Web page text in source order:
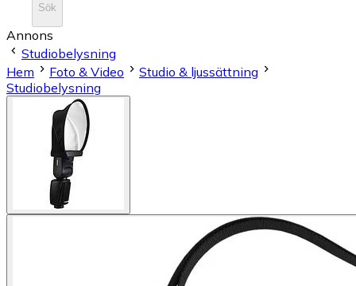
Sök
Annons
Studiobelysning
Hem
Foto & Video
Studio & ljussättning
Studiobelysning